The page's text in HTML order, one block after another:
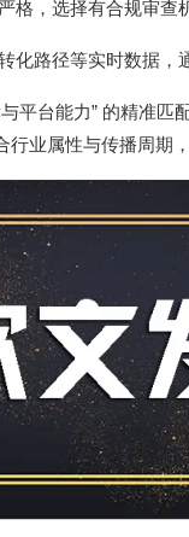
格，选择有合规审查
化路径等实时数据，
平台能力” 的精准匹
行业属性与传播周期